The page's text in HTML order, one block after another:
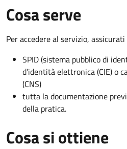
Cosa serve
Per accedere al servizio,
SPID (sistema pubblico di
d’identità elettronica (CIE) o
(CNS)
tutta la documentazione
della pratica.
Cosa si ottiene